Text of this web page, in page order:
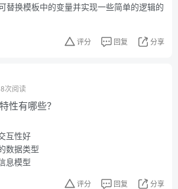
替换模板中的变量并实现一些简单的逻辑的
评分 回复 分享
次阅读
性有哪些？
互性好
数据类型
息模型
评分 回复 分享